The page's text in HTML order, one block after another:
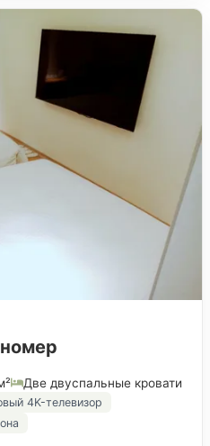
Две двуспальные кровати
4K-телевизор